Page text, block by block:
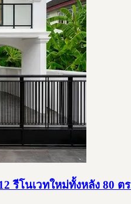
โนเวทใหม่ทั้งหลัง 80 ต